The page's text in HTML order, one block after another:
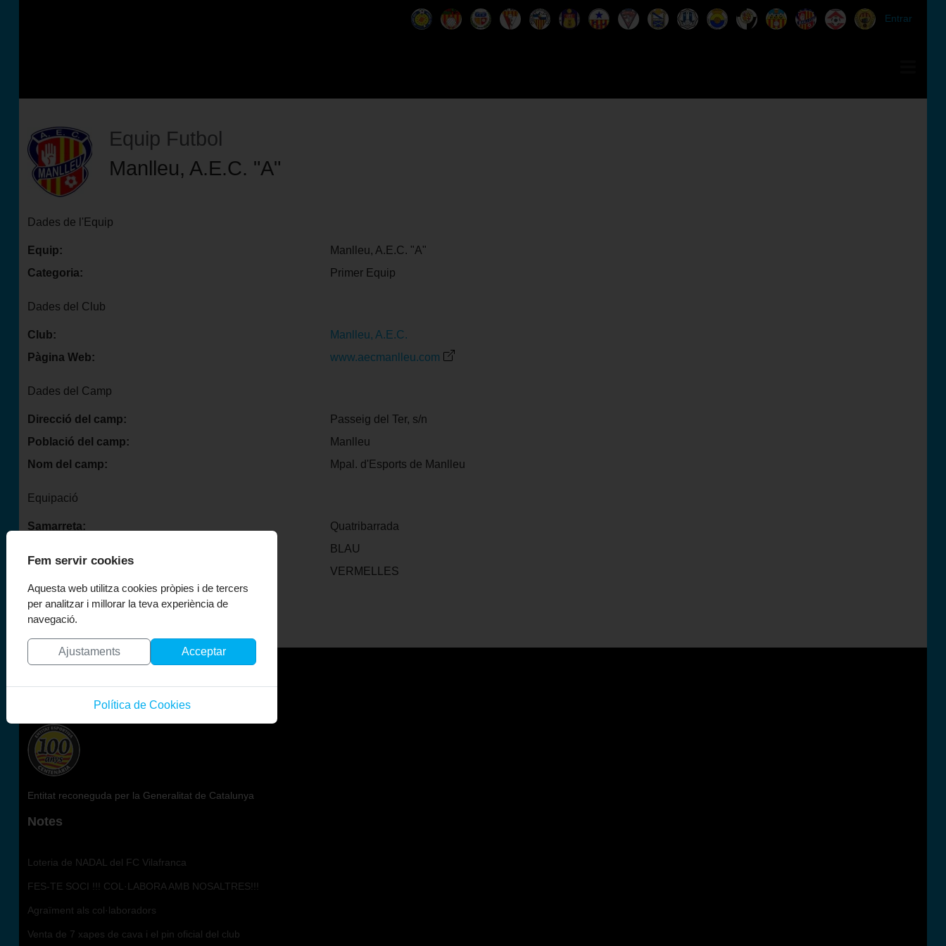
Entrar
Equip Futbol
Manlleu, A.E.C. "A"
Dades de l'Equip
Equip:
Manlleu, A.E.C. "A"
Categoria:
Primer Equip
Dades del Club
Club:
Manlleu, A.E.C.
Pàgina Web:
www.aecmanlleu.com
Dades del Camp
Direcció del camp:
Passeig del Ter, s/n
Població del camp:
Manlleu
Nom del camp:
Mpal. d'Esports de Manlleu
Equipació
Samarreta:
Quatribarrada
BLAU
VERMELLES
Entitat reconeguda per la Generalitat de Catalunya
Notes
Loteria de NADAL del FC Vilafranca
FES-TE SOCI !!! COL·LABORA AMB NOSALTRES!!!
Agraïment als col·laboradors
Venta de 7 xapes de cava i el pin oficial del club
Fem servir cookies
Aquesta web utilitza cookies pròpies i de tercers
per analitzar i millorar la teva experiència de
navegació.
Ajustaments Acceptar
Política de Cookies